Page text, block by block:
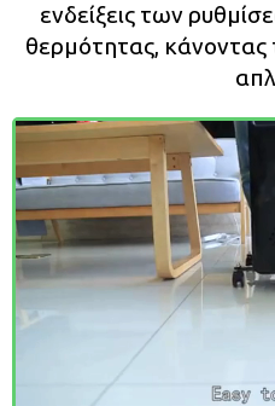
ενδείξεις των
θερμότητας, κάνοντας